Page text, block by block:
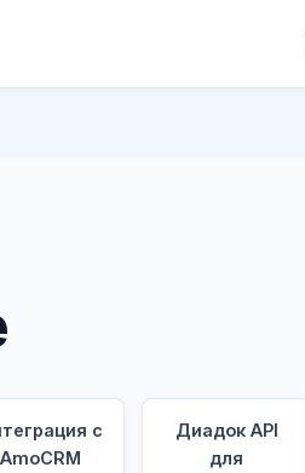
с
AmoCRM
Диадок API
для